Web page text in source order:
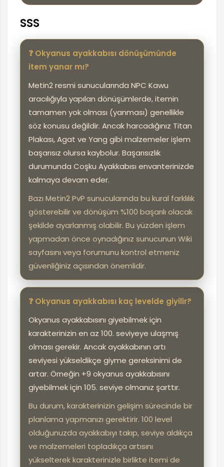
SSS
❓ Okyanus ayakkabısı dönüşümünde
item yanar mı?
Metin2 resmi sunucularında NPC Kawu
aracılığıyla yapılan dönüşümlerde, itemin
tamamen yok olması (yanması) genellikle
söz konusu değildir. Ancak harcadığınız Titan
Plakası, Agat ve Yang gibi malzemeler işlem
başarısız olursa kaybolur. Başarısızlık
durumunda Coşku Ayakkabısı envanterinizde
kalmaya devam eder.
Bazı Metin2 PvP sunucularında bu kural farklılık
gösterebilir ve dönüşüm %100 başarılı olacak
şekilde ayarlanmış olabilir. Bu yüzden işlem
yapmadan önce oynadığınız sunucunun Wiki
sayfasını veya forumunu kontrol etmeniz
güvenliğiniz açısından önemlidir.
❓ Okyanus ayakkabısı kaç levelde giyilir?
Okyanus ayakkabısını giyebilmek için
karakterinizin en az 100. seviyeye ulaşmış
olması gerekir. Ancak ayakkabının artı
seviyesi yükseldikçe giyme gereksinimi de
artar. Örneğin +9 okyanus ayakkabısını
giyebilmek için 105. seviye olmanız şarttır.
Bu durum, karakterinizin gelişim sürecinde bir
planlama yapmanızı gerektirir. 100 level
olduğunuzda ayakkabıyı takıp, seviye aldıkça
ve malzemeleri topladıkça artısını
yükselterek karakterinizle birlikte itemi de